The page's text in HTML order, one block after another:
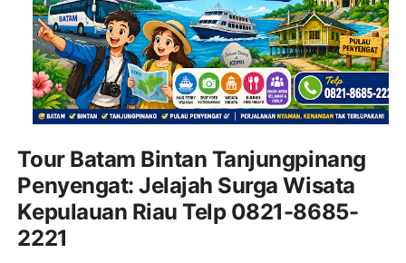
Tour Batam Bintan Tanjungpinang
Penyengat: Jelajah Surga Wisata
Kepulauan Riau Telp 0821-8685-
2221